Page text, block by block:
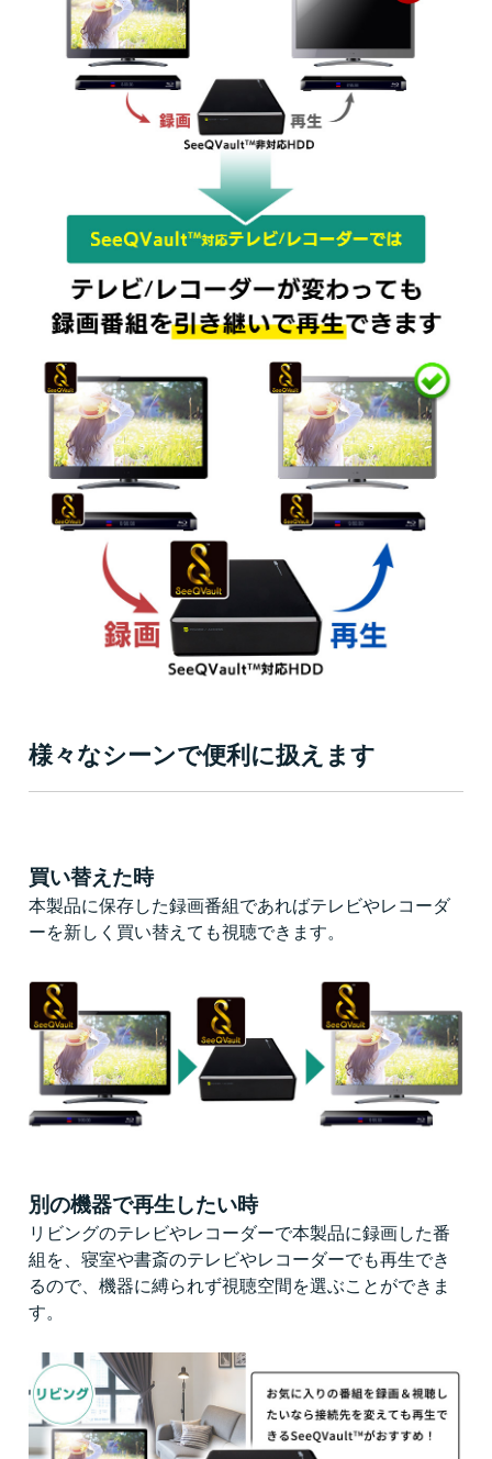
様々なシーンで便利に扱えます
買い替えた時
本製品に保存した録画番組であればテレビやレコーダ
ーを新しく買い替えても視聴できます。
別の機器で再生したい時
リビングのテレビやレコーダーで本製品に録画した番
組を、寝室や書斎のテレビやレコーダーでも再生でき
るので、機器に縛られず視聴空間を選ぶことができま
す。